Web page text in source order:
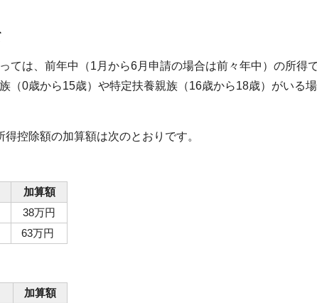
ては、前年中（1月から6月申請の場合は前々年中）の所得
（0歳から15歳）や特定扶養親族（16歳から18歳）がいる
控除額の加算額は次のとおりです。
加算額
38万円
63万円
加算額